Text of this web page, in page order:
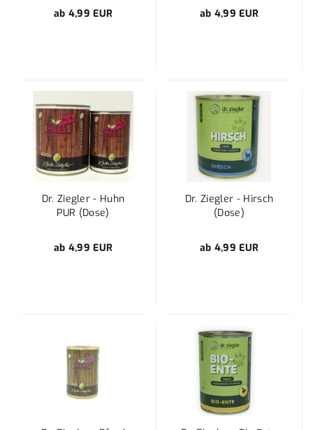
ab 4,99 EUR ab 4,99 EUR
Dr. Ziegler - Huhn
PUR (Dose)
ab 4,99 EUR
Dr. Ziegler - Hirsch
(Dose)
ab 4,99 EUR